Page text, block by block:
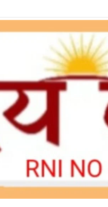
बुकिंग और सब्सिडी में हो सकती है दिक्कत